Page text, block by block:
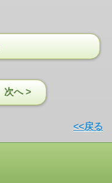
次へ >
<<戻る